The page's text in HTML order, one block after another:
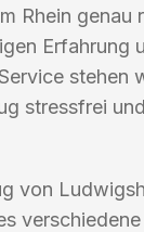
Rhein genau
Erfahrung
stehen
stressfrei
von